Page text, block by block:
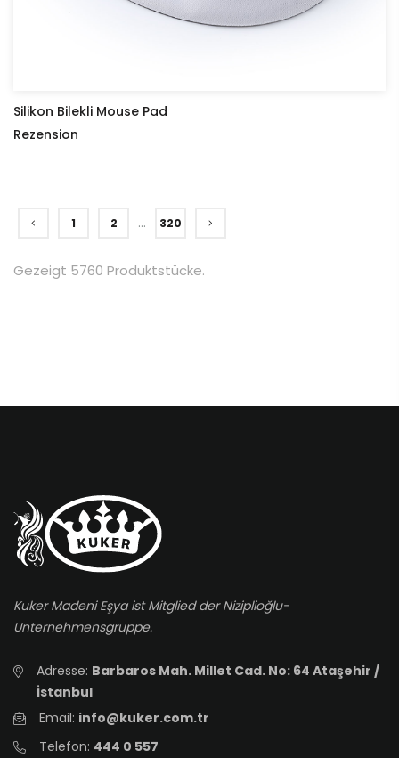
Silikon Bilekli Mouse Pad
Rezension
1 2 ... 320
Gezeigt 5760 Produktstücke.
Kuker Madeni Eşya ist Mitglied der Niziplioğlu-
Unternehmensgruppe.
Adresse: Barbaros Mah. Millet Cad. No: 64 Ataşehir /
İstanbul
Email: info@kuker.com.tr
Telefon: 444 0 557